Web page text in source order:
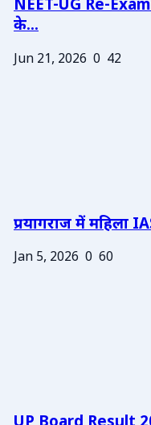
NEET-UG Re-
के...
Jun 21, 2026 0 42
प्रयागराज में महिला
Jan 5, 2026 0 60